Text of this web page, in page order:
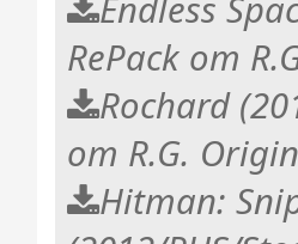
RePack от
Rochard
от R.G.
Hitman: